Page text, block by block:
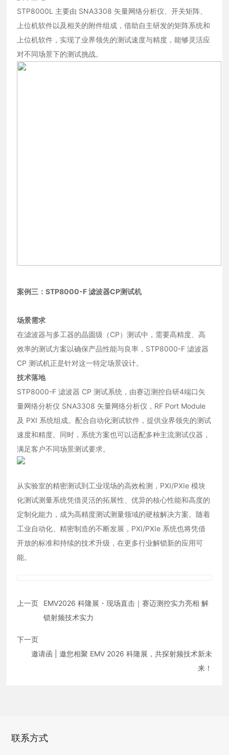
STP8000L 主要由 SNA3308 矢量网络分析仪、开关矩阵、
上位机软件以及相关的附件组成，借助自主研发的矩阵系统和
上位机软件，实现了业界领先的测试速度与精度，能够灵活应
对不同场景下的测试挑战。
案例三：STP8000-F 滤波器CP测试机
场景需求
在滤波器与多工器的晶圆级（CP）测试中，需要高精度、高
效率的测试方案以确保产品性能与良率，STP8000-F 滤波器
CP 测试机正是针对这一特定场景设计。
技术落地
STP8000-F 滤波器 CP 测试系统，由赛迈测控自研4端口矢
量网络分析仪 SNA3308 矢量网络分析仪，RF Port Module
及 PXI 系统组成。配合自动化测试软件，提供业界领先的测试
速度和精度。同时，系统方案也可以适配多种主流测试仪器，
满足客户不同场景测试要求。
从实验室的精密测试到工业现场的高效检测，PXI/PXIe 模块
化测试测量系统凭借灵活的拓展性、优异的核心性能和高度的
定制化能力，成为高精度测试测量领域的硬核解决方案。随着
工业自动化、精密制造的不断发展，PXI/PXIe 系统也将凭借
开放的标准和持续的技术升级，在更多行业解锁新的应用可
能。
上一页
EMV2026 科隆展・现场直击｜赛迈测控实力亮相 解
锁射频技术实力
下一页
邀请函 | 邀您相聚 EMV 2026 科隆展，共探射频技术新未
来！
联系方式